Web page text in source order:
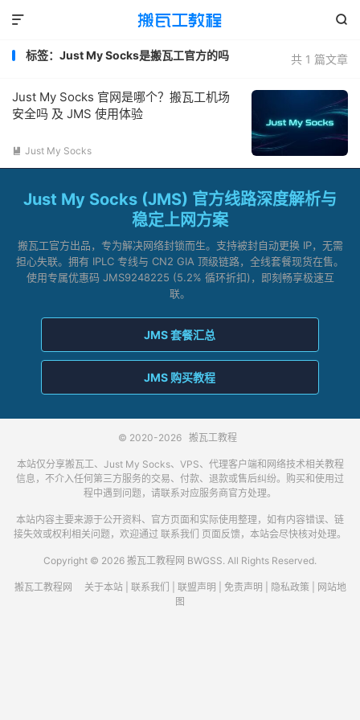


共 1 篇文章
标签：Just My Socks是搬瓦工官方的吗
Just My Socks 官网是哪个？搬瓦工机场
安全吗 及 JMS 使用体验
 Just My Socks
Just My Socks (JMS) 官方线路深度解析与
稳定上网方案
搬瓦工官方出品，专为解决网络封锁而生。支持被封自动更换 IP，无需
担心失联。拥有 IPLC 专线与 CN2 GIA 顶级链路，全线套餐现货在售。
使用专属优惠码 JMS9248225 (5.2% 循环折扣)，即刻畅享极速互
联。
JMS 套餐汇总
JMS 购买教程
© 2020-2026 搬瓦工教程
本站仅分享搬瓦工、Just My Socks、VPS、代理客户端和网络技术相关教程
信息，不介入任何第三方服务的交易、付款、退款或售后纠纷。购买和使用过
程中遇到问题，请联系对应服务商官方处理。
本站内容主要来源于公开资料、官方页面和实际使用整理，如有内容错误、链
接失效或权利相关问题，欢迎通过 联系我们 页面反馈，本站会尽快核对处理。
Copyright © 2026 搬瓦工教程网 BWGSS. All Rights Reserved.
搬瓦工教程网 关于本站| 联系我们 联盟声明 免责声明 隐私政策
网站地
图